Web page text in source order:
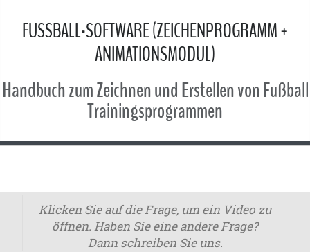
FUSSBALL-SOFTWARE (ZEICHENPROGRAMM +
ANIMATIONSMODUL)
Handbuch zum Zeichnen und Erstellen von Fußball
Trainingsprogrammen
Klicken Sie auf die Frage, um ein Video zu
öffnen. Haben Sie eine andere Frage?
Dann schreiben Sie uns.